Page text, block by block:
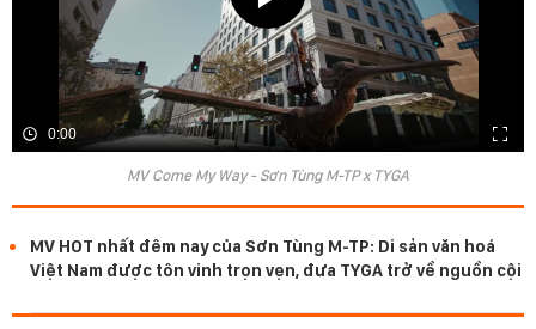
0:00
MV Come My Way - Sơn Tùng M-TP x TYGA
MV HOT nhất đêm nay của Sơn Tùng M-TP: Di sản văn hoá
Việt Nam được tôn vinh trọn vẹn, đưa TYGA trở về nguồn cội